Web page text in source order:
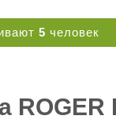
5 человек
ROGER